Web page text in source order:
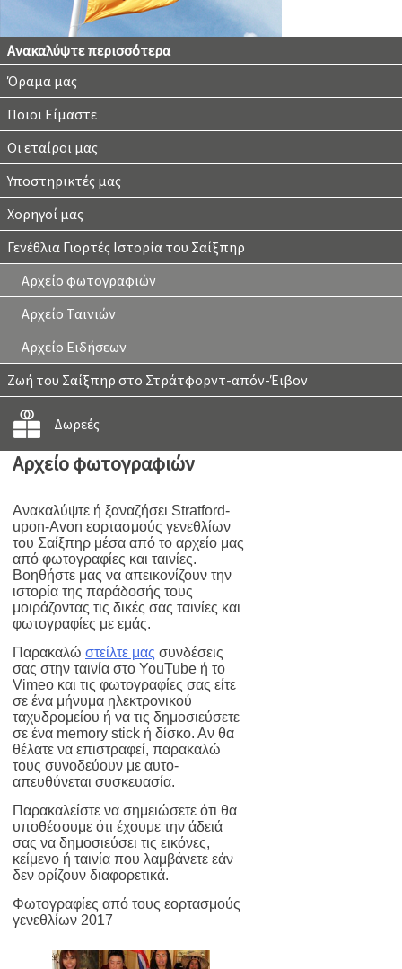
Ανακαλύψτε περισσότερα
Όραμα μας
Ποιοι Είμαστε
Οι εταίροι μας
Υποστηρικτές μας
Χορηγοί μας
Γενέθλια Γιορτές Ιστορία του Σαίξπηρ
Αρχείο φωτογραφιών
Αρχείο Ταινιών
Αρχείο Ειδήσεων
Ζωή του Σαίξπηρ στο Στράτφορντ-απόν-Έιβον
Δωρεές
Αρχείο φωτογραφιών
Ανακαλύψτε ή ξαναζήσει Stratford-
upon-Avon εορτασμούς γενεθλίων
του Σαίξπηρ μέσα από το αρχείο μας
από φωτογραφίες και ταινίες.
Βοηθήστε μας να απεικονίζουν την
ιστορία της παράδοσής τους
μοιράζοντας τις δικές σας ταινίες και
φωτογραφίες με εμάς.
Παρακαλώ στείλτε μας συνδέσεις
σας στην ταινία στο YouTube ή το
Vimeo και τις φωτογραφίες σας είτε
σε ένα μήνυμα ηλεκτρονικού
ταχυδρομείου ή να τις δημοσιεύσετε
σε ένα memory stick ή δίσκο. Αν θα
θέλατε να επιστραφεί, παρακαλώ
τους συνοδεύουν με αυτο-
απευθύνεται συσκευασία.
Παρακαλείστε να σημειώσετε ότι θα
υποθέσουμε ότι έχουμε την άδειά
σας να δημοσιεύσει τις εικόνες,
κείμενο ή ταινία που λαμβάνετε εάν
δεν ορίζουν διαφορετικά.
Φωτογραφίες από τους εορτασμούς
γενεθλίων 2017